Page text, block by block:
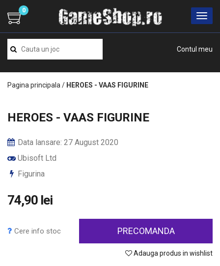
Contul meu
0
Pagina principala / HEROES - VAAS FIGURINE
HEROES - VAAS FIGURINE
Data lansare: 27 August 2020
Ubisoft Ltd
Figurina
74,90 lei
Cere info stoc PRECOMANDA
Adauga produs in wishlist